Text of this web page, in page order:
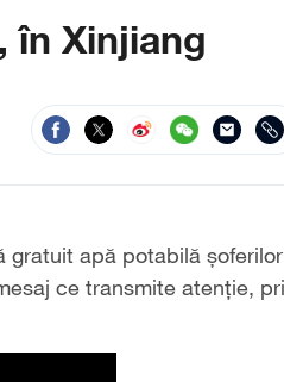
în Xinjiang
gratuit apă potabilă
ce transmite atenție,